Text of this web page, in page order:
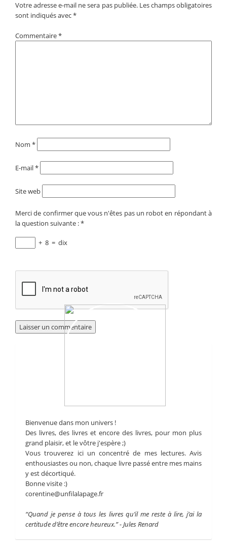
Votre adresse e-mail ne sera pas publiée. Les champs obligatoires
sont indiqués avec*
Commentaire*
Nom *
E-mail*
Site web
Merci de confirmer que vous n'êtes pas un robot en répondant à
la question suivante :*
+ 8 = dix
Bienvenue dans mon univers !
Des livres, des livres et encore des livres, pour mon plus
grand plaisir, et le vôtre j'espère ;)
Vous trouverez ici un concentré de mes lectures. Avis
enthousiastes ou non, chaque livre passé entre mes mains
y est décortiqué.
Bonne visite :)
corentine@unfilalapage.fr
“Quand je pense à tous les livres qu’il me reste à lire, j’ai la
certitude d’être encore heureux.” - Jules Renard